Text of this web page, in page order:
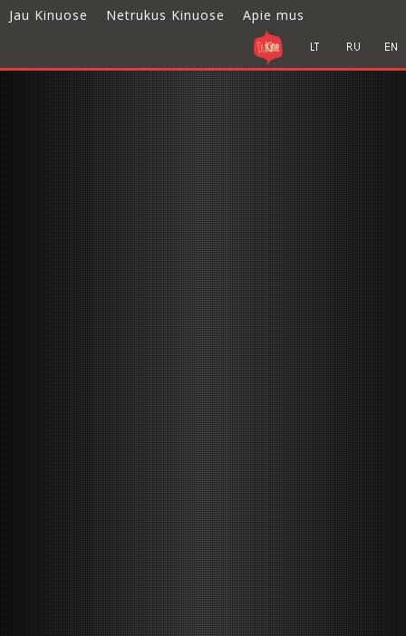
Jau Kinuose Netrukus Kinuose Apie mus